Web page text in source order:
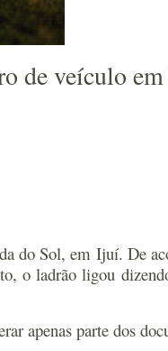
de veículo
do Sol, em Ijuí. De
o ladrão ligou
apenas parte dos